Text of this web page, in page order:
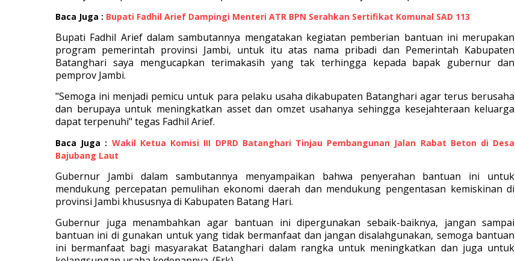
Baca Juga : Bupati Fadhil Arief Dampingi Menteri ATR BPN Serahkan Sertifikat Komunal SAD 113
Bupati Fadhil Arief dalam sambutannya mengatakan kegiatan pemberian bantuan ini merupakan
program pemerintah provinsi Jambi, untuk itu atas nama pribadi dan Pemerintah Kabupaten
Batanghari saya mengucapkan terimakasih yang tak terhingga kepada bapak gubernur dan
pemprov Jambi.
"Semoga ini menjadi pemicu untuk para pelaku usaha dikabupaten Batanghari agar terus berusaha
dan berupaya untuk meningkatkan asset dan omzet usahanya sehingga kesejahteraan keluarga
dapat terpenuhi" tegas Fadhil Arief.
Baca Juga : Wakil Ketua Komisi III DPRD Batanghari Tinjau Pembangunan Jalan Rabat Beton di Desa
Bajubang Laut
Gubernur Jambi dalam sambutannya menyampaikan bahwa penyerahan bantuan ini untuk
mendukung percepatan pemulihan ekonomi daerah dan mendukung pengentasan kemiskinan di
provinsi Jambi khususnya di Kabupaten Batang Hari.
Gubernur juga menambahkan agar bantuan ini dipergunakan sebaik-baiknya, jangan sampai
bantuan ini di gunakan untuk yang tidak bermanfaat dan jangan disalahgunakan, semoga bantuan
ini bermanfaat bagi masyarakat Batanghari dalam rangka untuk meningkatkan dan juga untuk